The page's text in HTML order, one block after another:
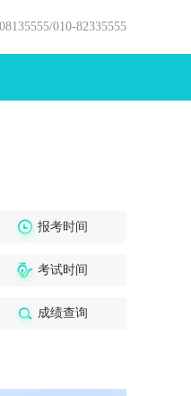
010-82335555
报考时间
考试时间
成绩查询